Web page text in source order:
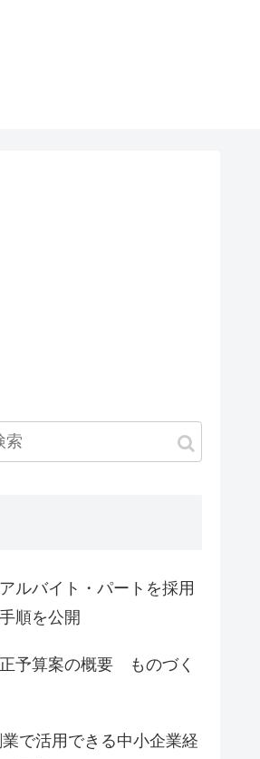
ルバイト・パートを採用
順を公開
予算案の概要 ものづく
で活用できる中小企業経